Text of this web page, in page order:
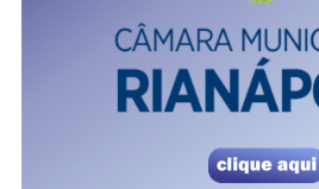
De
2025:
Confira